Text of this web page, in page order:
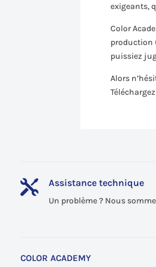
exigeants,
Color
production
puissiez
Alors
 Assistance technique
Un problème ? Nous
COLOR ACADEMY